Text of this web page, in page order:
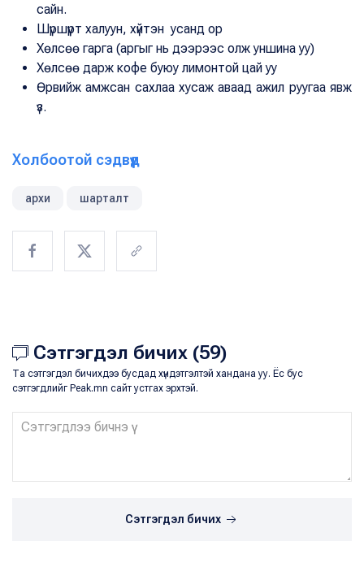
сайн.
Шүршүүрт халуун, хүйтэн усанд ор
Хөлсөө гарга (аргыг нь дээрээс олж уншина уу)
Хөлсөө дарж кофе буюу лимонтой цай уу
Өрвийж амжсан сахлаа хусаж аваад ажил руугаа явж
үз.
Холбоотой сэдвүүд
архи шарталт
Сэтгэгдэл бичих (59)
Та сэтгэгдэл бичихдээ бусдад хүндэтгэлтэй хандана уу. Ёс бус
сэтгэгдлийг Peak.mn сайт устгах эрхтэй.
Сэтгэгдэл бичих